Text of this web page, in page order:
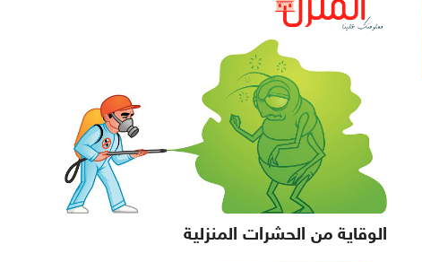
الوقاية من الحشرات المنزلية